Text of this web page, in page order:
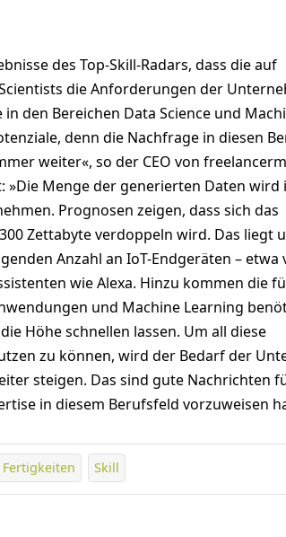
des Top-Skill-Radars, dass die auf
die Anforderungen der
den Bereichen Data Science und
denn die Nachfrage in diesen
weiter«, so der CEO von
»Die Menge der generierten Daten wird
Prognosen zeigen, dass sich das
Zettabyte verdoppeln wird. Das liegt
Anzahl an IoT-Endgeräten – etwa
wie Alexa. Hinzu kommen die
und Machine Learning
Höhe schnellen lassen. Um all diese
zu können, wird der Bedarf der
steigen. Das sind gute Nachrichten
in diesem Berufsfeld vorzuweisen
Fertigkeiten Skill